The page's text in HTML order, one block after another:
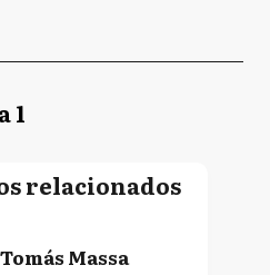
1
relacionados
Massa